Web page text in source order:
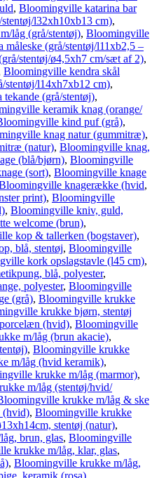
, Bloomingville katarina bar
l32xh10xb13 cm),
låg (grå/stentøj), Bloomingville
(grå/stentøj/l11xb2,5 –
stentøj/ø4,5xh7 cm/sæt af 2),
Bloomingville kendra skål
stentøj/l14xh7xb12 cm),
(grå/stentøj),
keramik knag (orange/
kind puf (grå),
knag natur (gummitræ),
(natur), Bloomingville knag,
(blå/bjørn), Bloomingville
(sort), Bloomingville knage
knagerække (hvid,
print), Bloomingville
, Bloomingville kniv, guld,
welcome (brun),
kop & tallerken (bogstaver),
blå, stentøj, Bloomingville
kork opslagstavle (l45 cm),
blå, polyester,
polyester, Bloomingville
(grå), Bloomingville krukke
krukke bjørn, stentøj
(hvid), Bloomingville
m/låg (brun akacie),
, Bloomingville krukke
m/låg (hvid keramik),
krukke m/låg (marmor),
m/låg (stentøj/hvid/
krukke m/låg & ske
(hvid), Bloomingville krukke
stentøj (natur),
brun, glas, Bloomingville
krukke m/låg, klar, glas,
, Bloomingville krukke m/låg,
keramik (rosa)